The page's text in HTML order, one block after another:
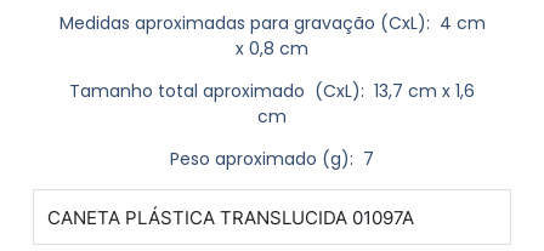
Medidas aproximadas para gravação (CxL): 4 cm
x 0,8 cm
Tamanho total aproximado (CxL): 13,7 cm x 1,6
cm
Peso aproximado (g): 7